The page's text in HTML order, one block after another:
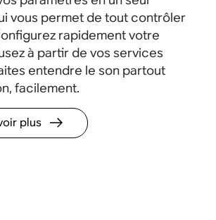
vous permet de tout contrôler
rapidement votre
à partir de vos services
entendre le son partout
facilement.
plus